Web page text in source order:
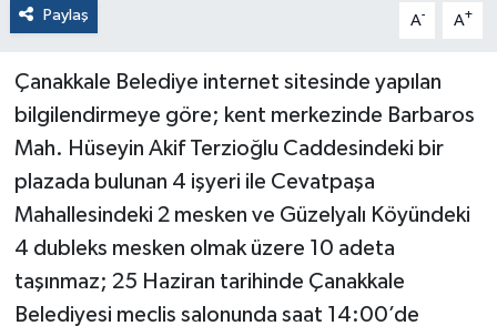
Paylaş A- A+
Çanakkale Belediye internet sitesinde yapılan
bilgilendirmeye göre; kent merkezinde Barbaros
Mah. Hüseyin Akif Terzioğlu Caddesindeki bir
plazada bulunan 4 işyeri ile Cevatpaşa
Mahallesindeki 2 mesken ve Güzelyalı Köyündeki
4 dubleks mesken olmak üzere 10 adeta
taşınmaz; 25 Haziran tarihinde Çanakkale
Belediyesi meclis salonunda saat 14:00’de